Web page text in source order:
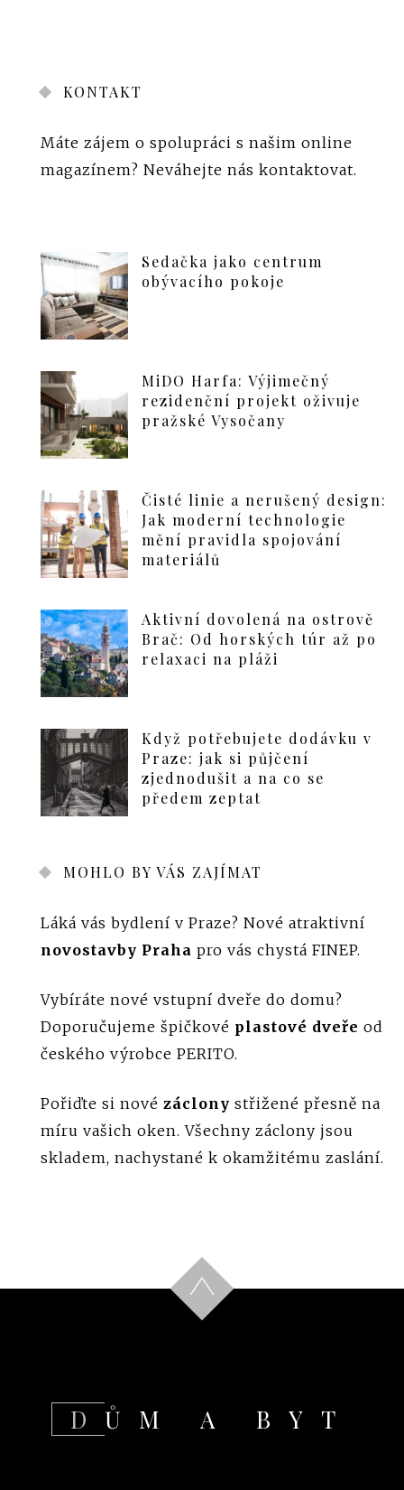
KONTAKT
Máte zájem o spolupráci s našim online
magazínem? Neváhejte nás kontaktovat.
Sedačka jako centrum
obývacího pokoje
MiDO Harfa: Výjimečný
rezidenční projekt oživuje
pražské Vysočany
Čisté linie a nerušený design:
Jak moderní technologie
mění pravidla spojování
materiálů
Aktivní dovolená na ostrově
Brač: Od horských túr až po
relaxaci na pláži
Když potřebujete dodávku v
Praze: jak si půjčení
zjednodušit a na co se
předem zeptat
MOHLO BY VÁS ZAJÍMAT
Láká vás bydlení v Praze? Nové atraktivní
novostavby Praha pro vás chystá FINEP.
Vybíráte nové vstupní dveře do domu?
Doporučujeme špičkové plastové dveře od
českého výrobce PERITO.
Pořiďte si nové záclony střižené přesně na
míru vašich oken. Všechny záclony jsou
skladem, nachystané k okamžitému zaslání.
DŮM A BYT